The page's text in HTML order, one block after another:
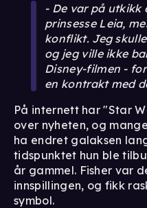
- De var på utkikk
prinsesse Leia,
konflikt. Jeg
og jeg ville ikke
Disney-filmen -
en kontrakt med
På internett har "Star
over nyheten, og
ha endret galaksen
tidspunktet hun ble
år gammel. Fisher var
innspillingen, og fikk
symbol.